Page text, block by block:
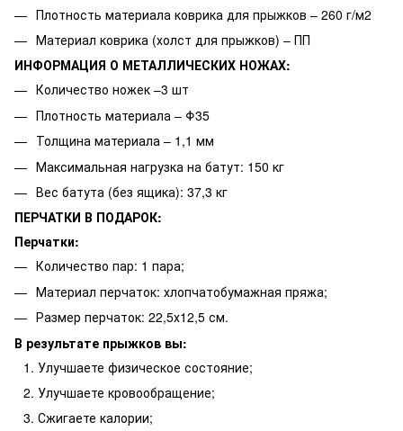
Плотность материала коврика для прыжков – 260 г/м2
Материал коврика (холст для прыжков) – ПП
ИНФОРМАЦИЯ О МЕТАЛЛИЧЕСКИХ НОЖАХ:
Количество ножек –3 шт
Плотность материала – Φ35
Толщина материала – 1,1 мм
Максимальная нагрузка на батут: 150 кг
Вес батута (без ящика): 37,3 кг
ПЕРЧАТКИ В ПОДАРОК:
Перчатки:
Количество пар: 1 пара;
Материал перчаток: хлопчатобумажная пряжа;
Размер перчаток: 22,5х12,5 см.
В результате прыжков вы:
Улучшаете физическое состояние;
Улучшаете кровообращение;
Сжигаете калории;